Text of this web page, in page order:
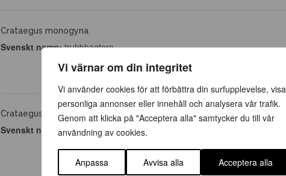
Vi värnar om din integritet
Vi använder cookies för att förbättra din surfupplevelse, visa
personliga annonser eller innehåll och analysera vår trafik.
Genom att klicka på "Acceptera alla" samtycker du till vår
användning av cookies.
Anpassa Avvisa alla Acceptera alla
Crataegus monogyna
Svenskt namn:trubbhagtorn
Crataegus monogyna
Svenskt namn:trubbhagtorn